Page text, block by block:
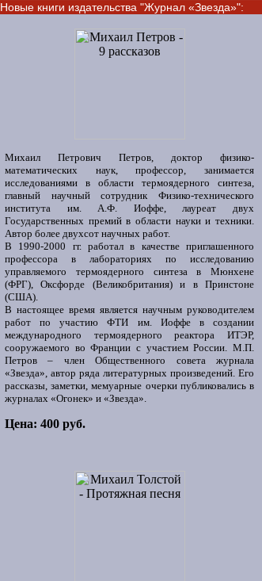
Новые книги издательства "Журнал «Звезда»":
Михаил Петрович Петров, доктор физико-
математических наук, профессор, занимается
исследованиями в области термоядерного синтеза,
главный научный сотрудник Физико-технического
института им. А.Ф. Иоффе, лауреат двух
Государственных премий в области науки и техники.
Автор более двухсот научных работ.
В 1990-2000 гг. работал в качестве приглашенного
профессора в лабораториях по исследованию
управляемого термоядерного синтеза в Мюнхене
(ФРГ), Оксфорде (Великобритания) и в Принстоне
(США).
В настоящее время является научным руководителем
работ по участию ФТИ им. Иоффе в создании
международного термоядерного реактора ИТЭР,
сооружаемого во Франции с участием России. М.П.
Петров – член Общественного совета журнала
«Звезда», автор ряда литературных произведений. Его
рассказы, заметки, мемуарные очерки публиковались в
журналах «Огонек» и «Звезда».
Цена: 400 руб.